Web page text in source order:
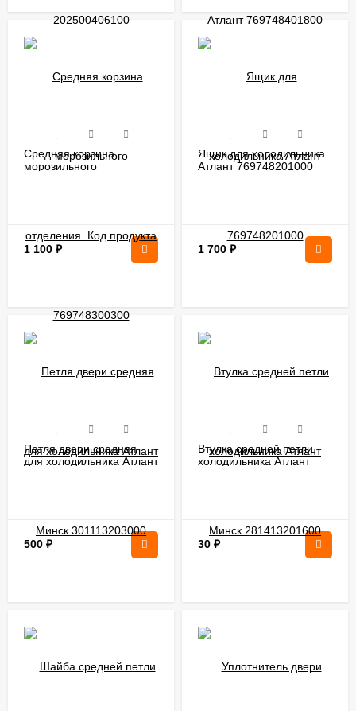
Средняя корзина
морозильного
1 100 ₽
Ящик для холодильника
Атлант 769748201000
1 700 ₽
Петля двери средняя
для холодильника Атлант
500 ₽
Втулка средней петли
холодильника Атлант
30 ₽